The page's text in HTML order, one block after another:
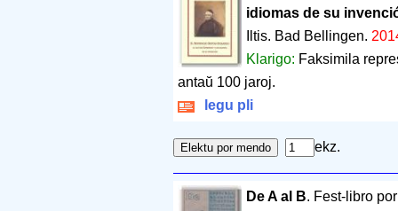
idiomas de su
Iltis. Bad Bellingen.
Klarigo: Faksimila
antaŭ 100 jaroj.
legu pli
ekz.
De A al B. Fest-libro